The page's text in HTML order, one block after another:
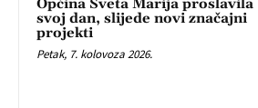
Općina Sveta Marija proslavila
svoj dan, slijede novi značajni
projekti
Petak, 7. kolovoza 2026.